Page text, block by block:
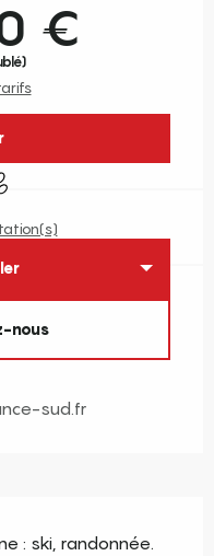
€
acceptés
nous
sud.fr
: ski, randonnée.